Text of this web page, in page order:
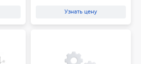
Узнать цену